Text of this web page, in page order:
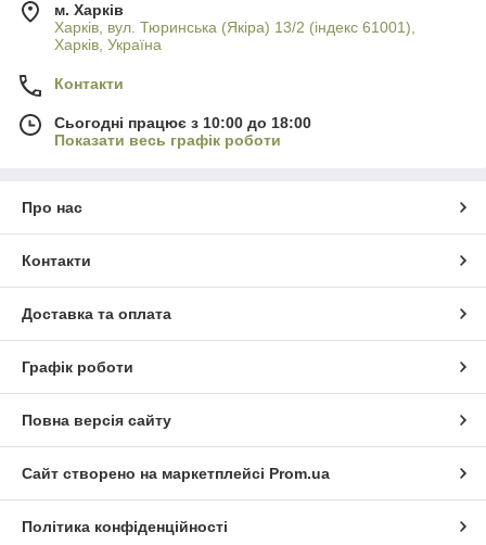
м. Харків
Харків, вул. Тюринська (Якіра) 13/2 (індекс 61001),
Харків, Україна
Контакти
Сьогодні працює з 10:00 до 18:00
Показати весь графік роботи
Про нас
Контакти
Доставка та оплата
Графік роботи
Повна версія сайту
Сайт створено на маркетплейсі Prom.ua
Політика конфіденційності